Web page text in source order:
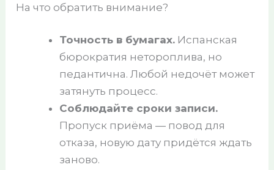
На что обратить внимание?
Точность в бумагах. Испанская
бюрократия нетороплива, но
педантична. Любой недочёт может
затянуть процесс.
Соблюдайте сроки записи.
Пропуск приёма — повод для
отказа, новую дату придётся ждать
заново.